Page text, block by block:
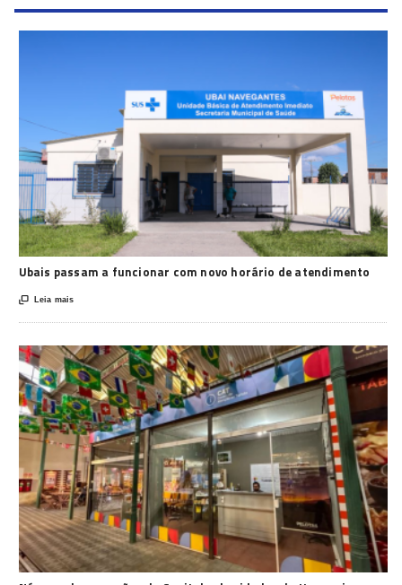
Ubais passam a funcionar com novo horário de atendimento
 Leia mais